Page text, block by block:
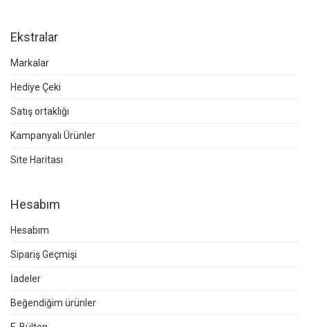
Ekstralar
Markalar
Hediye Çeki
Satış ortaklığı
Kampanyalı Ürünler
Site Haritası
Hesabım
Hesabım
Sipariş Geçmişi
İadeler
Beğendiğim ürünler